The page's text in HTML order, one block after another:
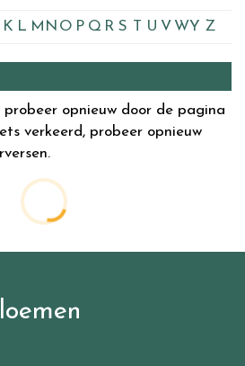
K L M N O P Q R S T U V WY Z
probeer opnieuw door de pagina
verkeerd, probeer opnieuw